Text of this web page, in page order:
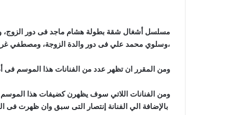
مسلسل أشغال شقة بطولة هشام ماجد فى دور الزوج،
،وسلوي محمد علي فى دور والدة الزوجة، ومصطفي
ومن المقرر ان تظهر عدد من الفنانات هذا الموسم فى
ومن الفنانات اللاتي سوف يظهرن كضيفات هذا الموسم
بالإضافة الي الفنانة إنتصار التى سبق وان ظهرت فى